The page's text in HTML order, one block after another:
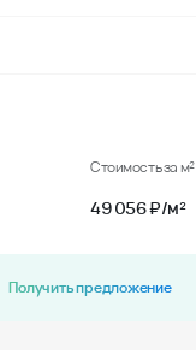
Стоимость за м²
49 056 ₽/м²
Получить предложение